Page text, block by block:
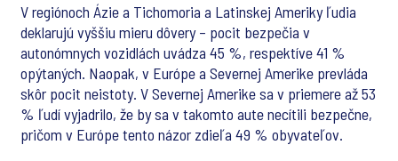
V regiónoch Ázie a Tichomoria a Latinskej Ameriky ľudia
deklarujú vyššiu mieru dôvery – pocit bezpečia v
autonómnych vozidlách uvádza 45 %, respektíve 41 %
opýtaných. Naopak, v Európe a Severnej Amerike prevláda
skôr pocit neistoty. V Severnej Amerike sa v priemere až 53
% ľudí vyjadrilo, že by sa v takomto aute necítili bezpečne,
pričom v Európe tento názor zdieľa 49 % obyvateľov.